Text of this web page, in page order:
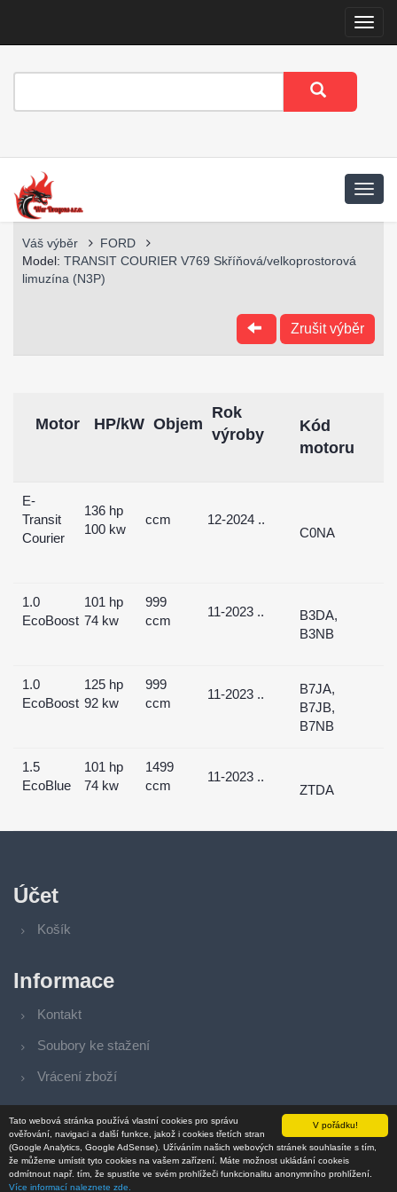
V pořádku!
Tato webová stránka používá vlastní cookies pro správu
ověřování, navigaci a další funkce, jakož i cookies třetích stran
(Google Analytics, Google AdSense). Užíváním našich webových stránek souhlasíte s tím,
že můžeme umístit tyto cookies na vašem zařízení. Máte možnost ukládání cookeis
odmítnout např. tím, že spustíte ve svém prohlížeči funkcionalitu anonymního prohlížení.
Více informací naleznete zde.
Menu
Váš výběr
FORD
Model: TRANSIT COURIER V769 Skříňová/velkoprostorová
limuzína (N3P)
Zrušit výběr
Motor HP/kW Objem
Rok
výroby
Kód
motoru
E-
Transit
Courier
136 hp
100 kw
ccm
12-2024 ..
C0NA
1.0
EcoBoost
101 hp
74 kw
999
ccm
11-2023 ..
B3DA,
B3NB
1.0
EcoBoost
125 hp
92 kw
999
ccm
11-2023 ..
B7JA,
B7JB,
B7NB
1.5
EcoBlue
101 hp
74 kw
1499
ccm
11-2023 ..
ZTDA
Účet
Košík
Informace
Kontakt
Soubory ke stažení
Vrácení zboží
© 2006 - 2026EParts Group s.r.o.| Verze: 15.23.1